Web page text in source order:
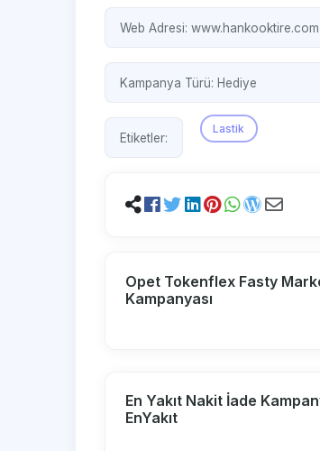
Web Adresi: www.hankooktire.com
Kampanya Türü: Hediye
Etiketler:
Lastik
Opet Tokenflex Fasty
Kampanyası
En Yakıt Nakit İade
EnYakıt